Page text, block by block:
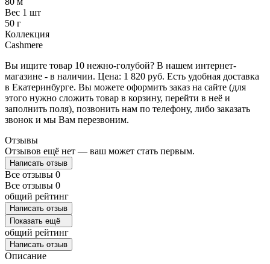
Вес 1 шт
50 г
Коллекция
Cashmere
Вы ищите товар 10 нежно-голубой? В нашем интернет-
магазине - в наличии. Цена: 1 820 руб. Есть удобная доставка
в Екатеринбурге. Вы можете оформить заказ на сайте (для
этого нужно сложить товар в корзину, перейти в неё и
заполнить поля), позвонить нам по телефону, либо заказать
звонок и мы Вам перезвоним.
Отзывы
Отзывов ещё нет — ваш может стать первым.
Написать отзыв
Все отзывы 0
Все отзывы 0
общий рейтинг
Написать отзыв
Показать ещё
общий рейтинг
Написать отзыв
Описание